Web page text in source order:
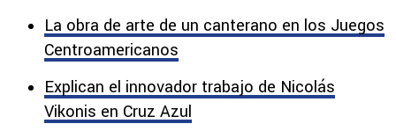
La obra de arte de un canterano en los Juegos
Centroamericanos
Explican el innovador trabajo de Nicolás
Vikonis en Cruz Azul